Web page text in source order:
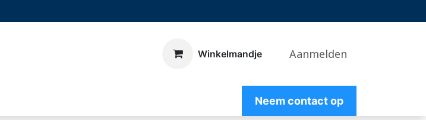
​Winkelmandje Aanmelden
Neem contact op